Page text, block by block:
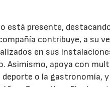
está presente,
contribuye, a su
en sus
Asimismo, apoya con
o la gastronomía, y